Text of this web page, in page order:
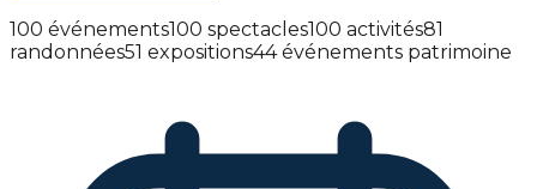
100 événements100 spectacles100 activités81
randonnées51 expositions44 événements patrimoine